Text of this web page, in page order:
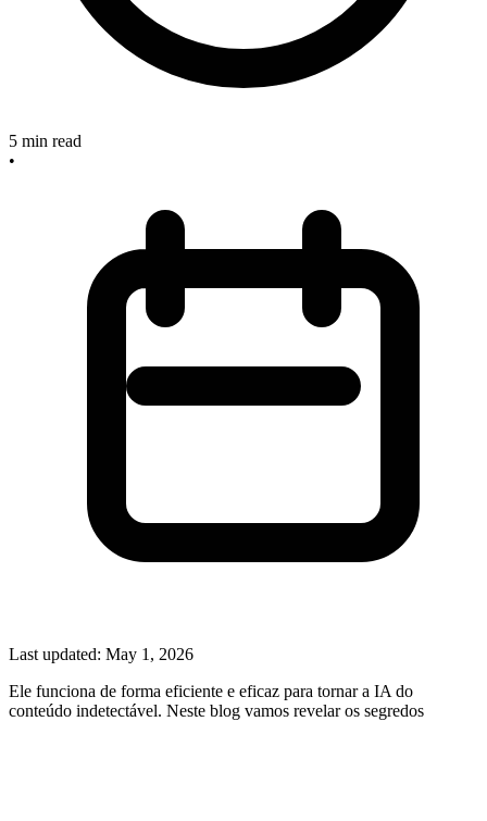
5 min read
•
Last updated: May 1, 2026
Ele funciona de forma eficiente e eficaz para tornar a IA do
conteúdo indetectável. Neste blog vamos revelar os segredos